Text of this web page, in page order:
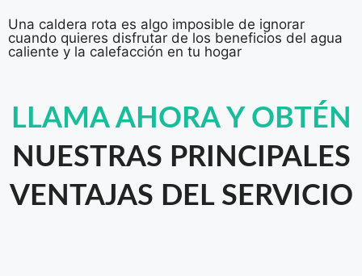
Una caldera rota es algo imposible de ignorar
cuando quieres disfrutar de los beneficios del agua
caliente y la calefacción en tu hogar
LLAMA AHORA Y OBTÉN
NUESTRAS PRINCIPALES
VENTAJAS DEL SERVICIO